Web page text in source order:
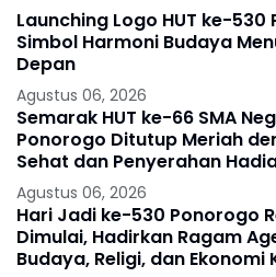
Launching Logo HUT ke-530
Simbol Harmoni Budaya
Depan
Agustus 06, 2026
Semarak HUT ke-66 SMA
Ponorogo Ditutup Meriah
Sehat dan Penyerahan
Ponorogo – Puncak
Ulang
Agustus 06, 2026
Hari Jadi ke-530 Ponorogo
Dimulai, Hadirkan Ragam
Budaya, Religi, dan Ekonomi